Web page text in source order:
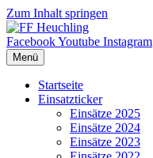
Zum Inhalt springen
FacebookYoutube Instagram
Menü
Startseite
Einsatzticker
Einsätze 2025
Einsätze 2024
Einsätze 2023